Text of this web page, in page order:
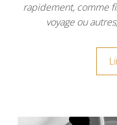
rapidement, comme
voyage ou